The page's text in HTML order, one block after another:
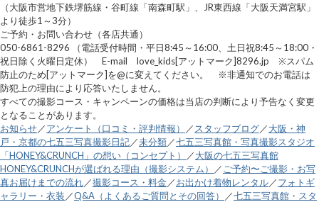
（大阪市営地下鉄堺筋線・谷町線「南森町駅」、JR東西線「大阪天満宮駅」
より徒歩1～3分）
ご予約・お問い合わせ（各店共通）
050-6861-8296 （電話受付時間・平日8:45～16:00、土日祝8:45～18:00・
祝日除く火曜日定休） E-mail love_kids[アットマーク]8296.jp ※スパム
防止のため[アットマーク]を@に変えてください。 ※非通知でのお電話は
防犯上の理由により応答いたしません。
すべての撮影コース・キャンペーンの価格は当店の判断により予告なく変更
となることがあります。
お知らせ／アンケート（口コミ・評判情報） ／ スタッフブログ／大阪・神
戸・京都の七五三写真撮影日記／未分類／七五三写真館・写真撮影スタジオ
「HONEY&CRUNCH」の想い（コンセプト）
／大阪の七五三写真館
HONEY&CRUNCHが選ばれる理由（撮影システム）
／ ご予約〜ご撮影・お写
真お届けまでの流れ／撮影コース・料金／お出かけ着物レンタル／フォトギ
ャラリー・衣装 ／Q&A（よくあるご質問とその回答） ／七五三写真館・スタ